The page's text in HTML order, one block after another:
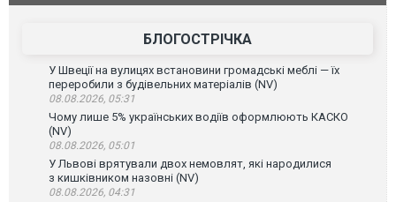
БЛОГОСТРІЧКА
У Швеції на вулицях встановини громадські меблі — їх
переробили з будівельних матеріалів (NV)
08.08.2026, 05:31
Чому лише 5% українських водіїв оформлюють КАСКО
(NV)
08.08.2026, 05:01
У Львові врятували двох немовлят, які народилися
з кишківником назовні (NV)
08.08.2026, 04:31